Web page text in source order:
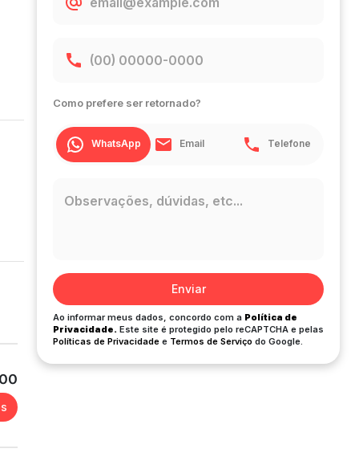
Como prefere ser retornado?
WhatsApp Email Telefone
Enviar
Ao informar meus dados, concordo com a Política de
Privacidade. Este site é protegido pelo reCAPTCHA e pelas
Políticas de Privacidade e Termos de Serviço do Google.